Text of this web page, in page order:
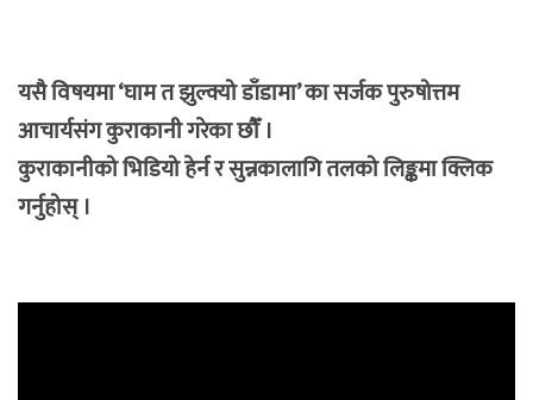
यसै विषयमा ‘घाम त झुल्क्यो डाँडामा’ का सर्जक पुरुषोत्तम
आचार्यसंग कुराकानी गरेका छौँ ।
कुराकानीको भिडियो हेर्न र सुन्नकालागि तलको लिङ्कमा क्लिक
गर्नुहोस् ।